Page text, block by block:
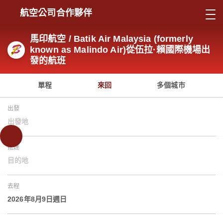
航空公司合作夥伴
馬印航空 / Batik Air Malaysia (formerly
known as Malindo Air)從伍拉·賴國際機場出
發的航班
單程 來回 多個城市
出發
出發地
抵達
目的地
去程
2026年8月9日週日